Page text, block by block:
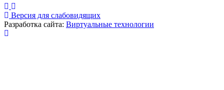
Версия для слабовидящих
Разработка сайта: Виртуальные технологии